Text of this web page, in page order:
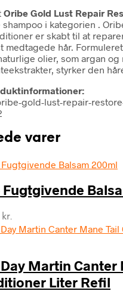
Oribe Gold Lust Repair
shampoo i kategorien .
er skabt til at
medtagede hår.
olier, som argan og
styrker den
gold-lust-repair-
varer
Fugtgivende
kr.
Martin Canter
Liter Refil